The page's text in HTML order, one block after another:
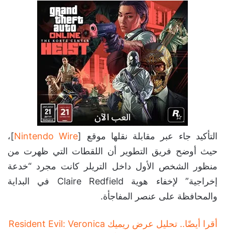
التأكيد جاء عبر مقابلة نقلها موقع [Nintendo Wire]،
حيث أوضح فريق التطوير أن اللقطات التي ظهرت من
منظور الشخص الأول داخل التريلر كانت مجرد “خدعة
إخراجية” لإخفاء هوية Claire Redfield في البداية
والمحافظة على عنصر المفاجأة.
أقرا أيضًا.. تحليل عرض ريميك Resident Evil: Veronica